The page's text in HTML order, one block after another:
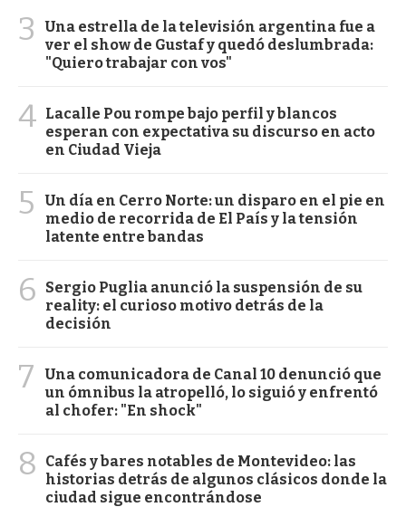
3
Una estrella de la televisión argentina fue a
ver el show de Gustaf y quedó deslumbrada:
"Quiero trabajar con vos"
4 Lacalle Pou rompe bajo perfil y blancos
esperan con expectativa su discurso en acto
en Ciudad Vieja
5
Un día en Cerro Norte: un disparo en el pie en
medio de recorrida de El País y la tensión
latente entre bandas
6
Sergio Puglia anunció la suspensión de su
reality: el curioso motivo detrás de la
decisión
7
Una comunicadora de Canal 10 denunció que
un ómnibus la atropelló, lo siguió y enfrentó
al chofer: "En shock"
8
Cafés y bares notables de Montevideo: las
historias detrás de algunos clásicos donde la
ciudad sigue encontrándose